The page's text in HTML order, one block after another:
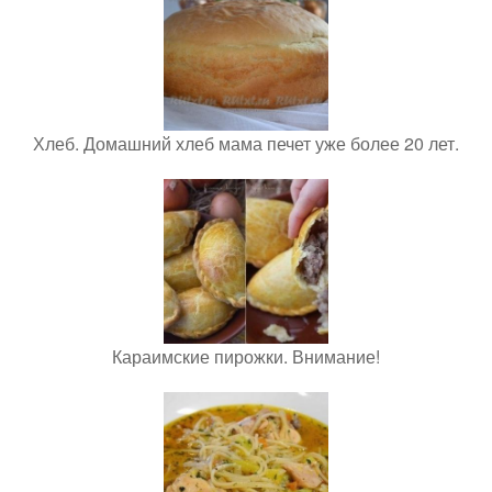
Хлеб. Домашний хлеб мама печет уже более 20 лет.
Караимские пирожки. Внимание!